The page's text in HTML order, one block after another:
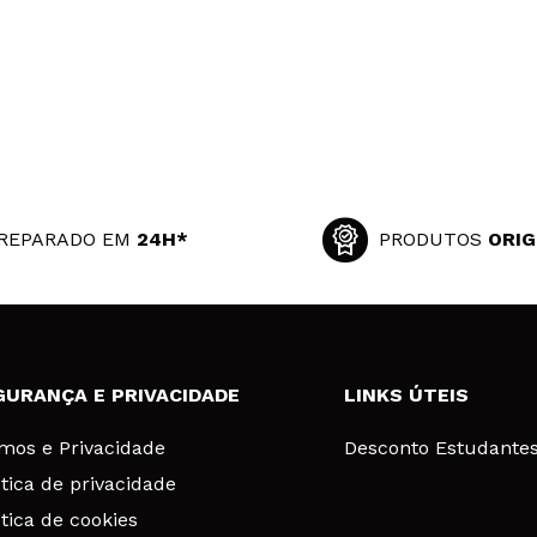
EM 24H* PRODUTOS
E PRIVACIDADE
e Privacidade
de privacidade
de cookies
LINKS ÚTEIS
Desconto